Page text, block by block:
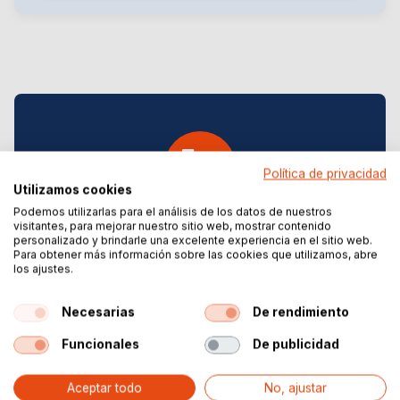
Proveedor integral
Desde piezas sueltas hasta estructuras completas
para eventos. ¡Estamos listos para ayudarte!
Política de privacidad
Utilizamos cookies
Podemos utilizarlas para el análisis de los datos de nuestros
visitantes, para mejorar nuestro sitio web, mostrar contenido
personalizado y brindarle una excelente experiencia en el sitio web.
Para obtener más información sobre las cookies que utilizamos, abre
los ajustes.
Necesarias De rendimiento
Funcionales De publicidad
Aceptar todo No, ajustar